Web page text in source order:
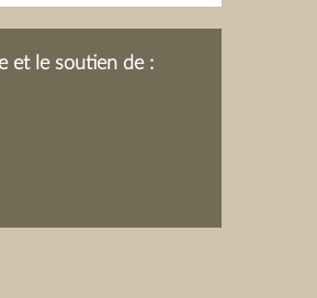
et le soutien de :